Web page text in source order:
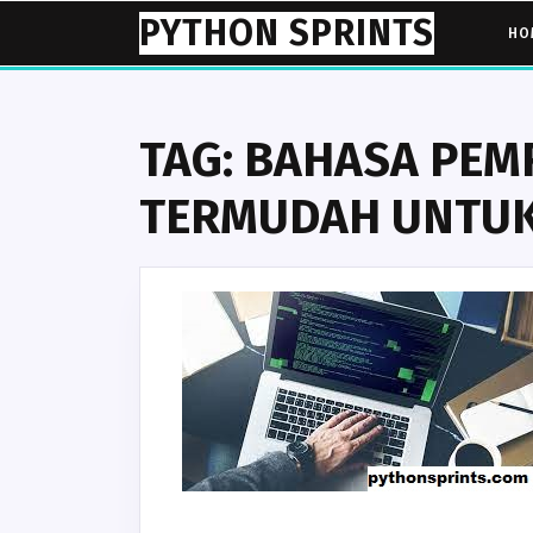
content
PYTHON SPRINTS
TAG: BAHASA
TERMUDAH